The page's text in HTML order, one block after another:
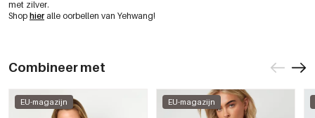
met zilver.
Shop hier alle oorbellen van Yehwang!
Combineer met
EU-magazijn EU-magazijn